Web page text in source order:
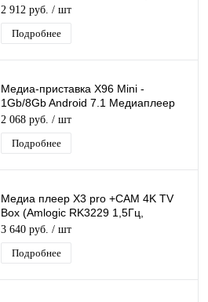
Медиаплеер Smart tv IPTV OTT 4K
HD H.265
2 912 руб. / шт
Подробнее
Медиа-приставка X96 Mini -
1Gb/8Gb Android 7.1 Медиаплеер
Smart tv IPTV приставка WiFi 2.4
Ghz
2 068 руб. / шт
Подробнее
Медиа плеер X3 pro +CAM 4K TV
Box (Amlogic RK3229 1,5Гц,
Android6.0, 2+8ГБ, Wi-Fi+Bt) с
КАМЕРОЙ HD
3 640 руб. / шт
Подробнее